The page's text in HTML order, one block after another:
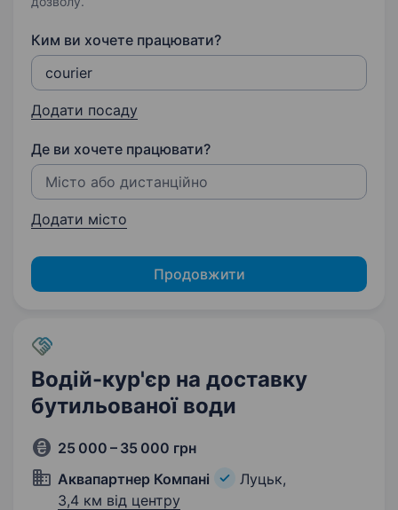
Ким ви хочете працювати?
Додати посаду
Де ви хочете працювати?
Додати місто
Продовжити
Водій-кур'єр на доставку
бутильованої води
25 000 – 35 000 грн
Аквапартнер Компані
Луцьк,
3,4 км від центру